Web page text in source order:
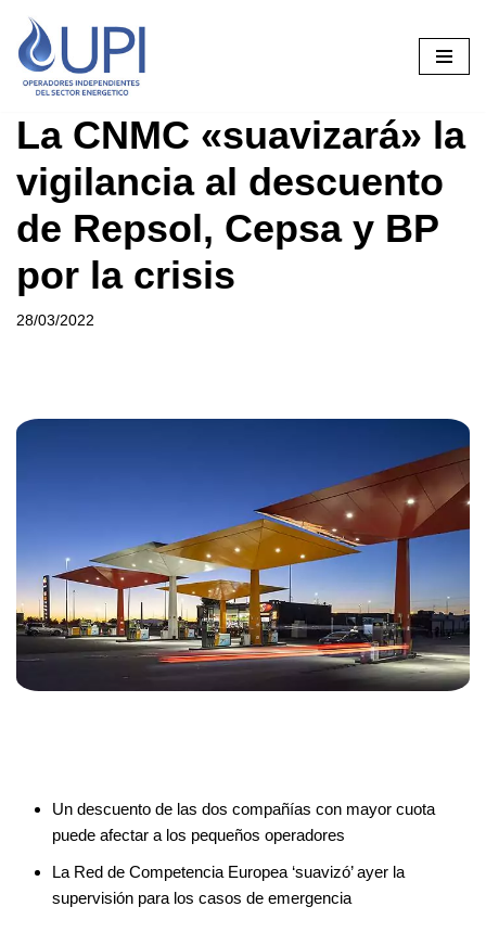
Saltar
al
La CNMC «suavizará» la
vigilancia al descuento
de Repsol, Cepsa y BP
por la crisis
28/03/2022
Un descuento de las dos compañías con mayor cuota
puede afectar a los pequeños operadores
La Red de Competencia Europea ‘suavizó’ ayer la
supervisión para los casos de emergencia